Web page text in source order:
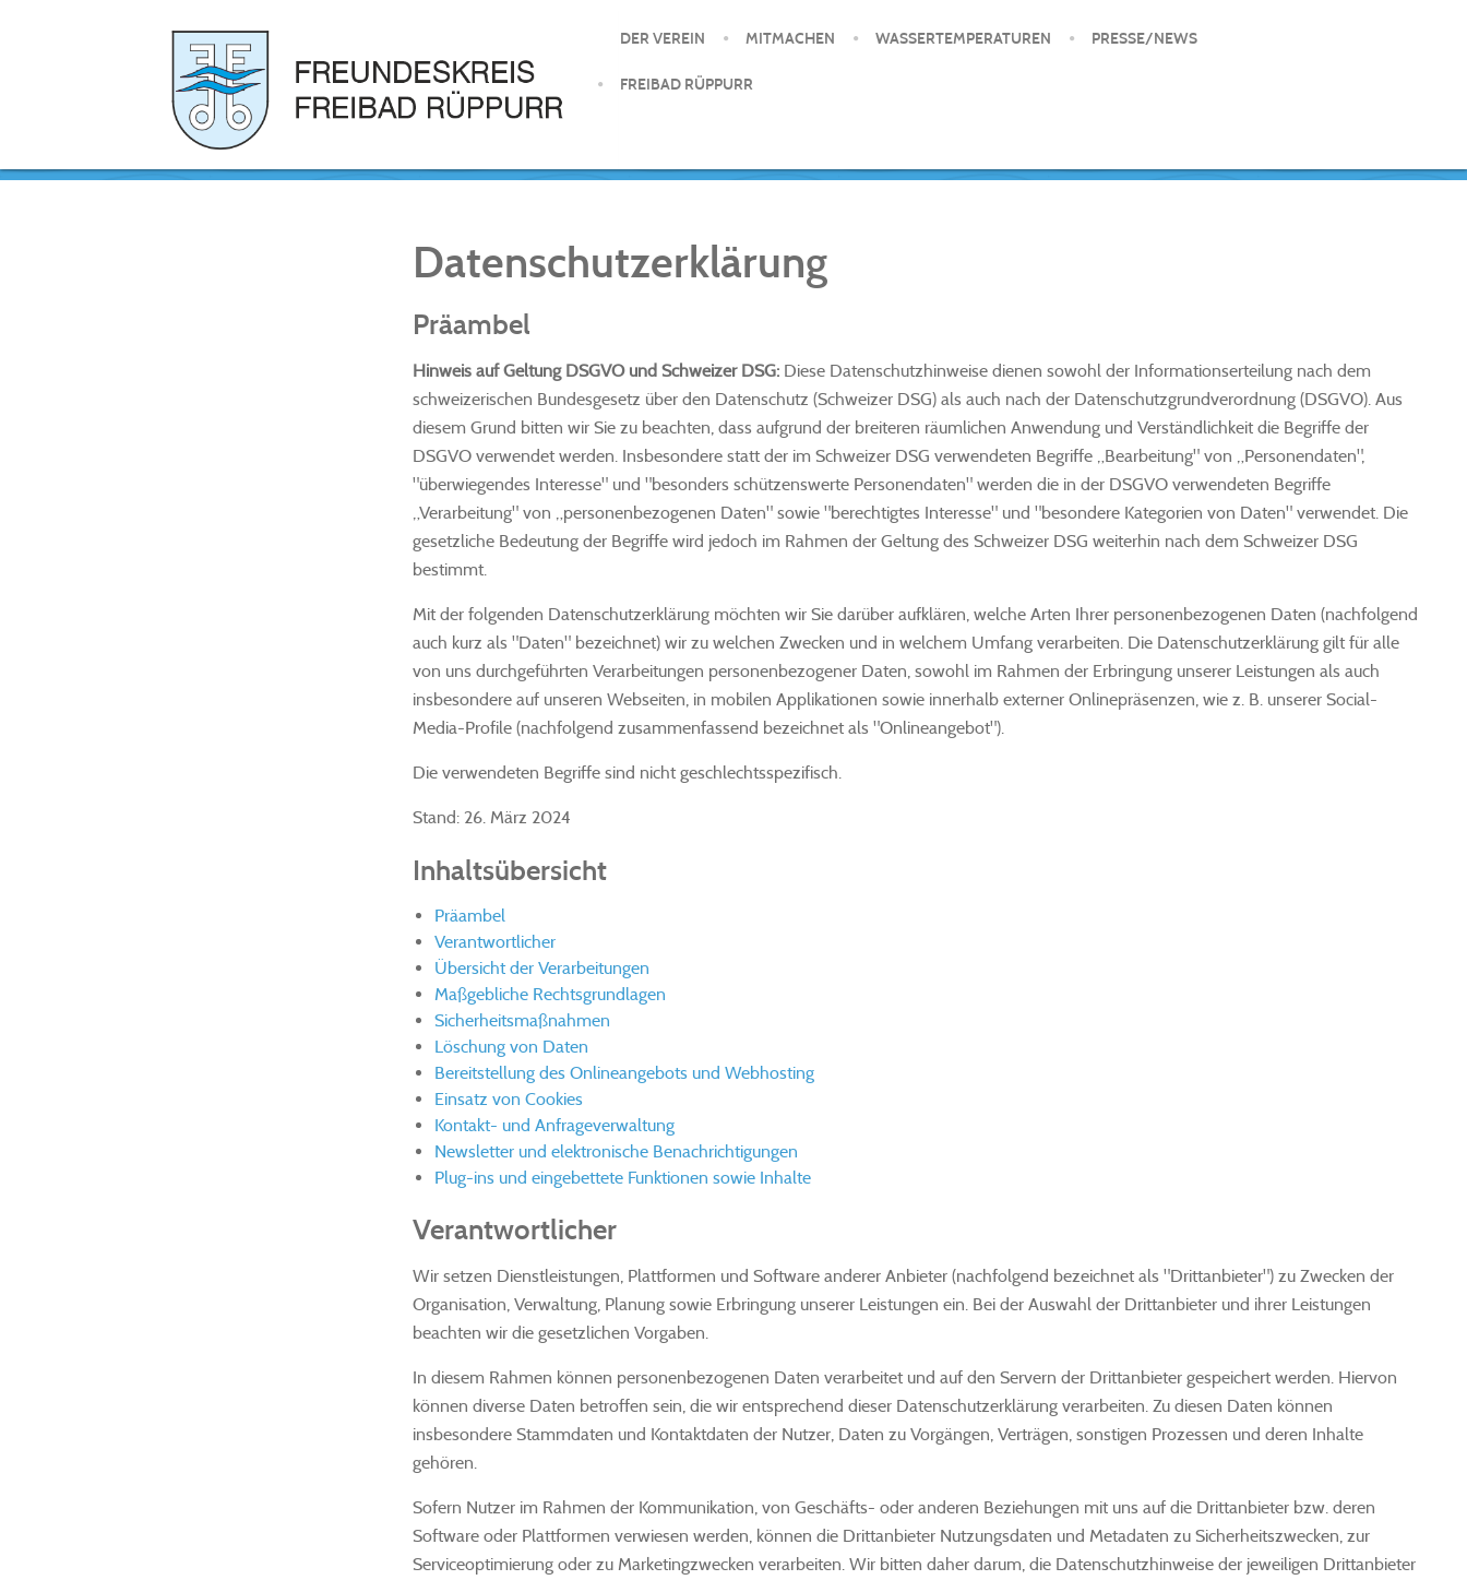
DER VEREIN MITMACHEN WASSERTEMPERATUREN PRESSE/NEWS
FREIBAD RÜPPURR
Datenschutzerklärung
Präambel
Hinweis auf Geltung DSGVO und Schweizer DSG: Diese Datenschutzhinweise dienen sowohl der Informationserteilung nach dem
schweizerischen Bundesgesetz über den Datenschutz (Schweizer DSG) als auch nach der Datenschutzgrundverordnung (DSGVO). Aus
diesem Grund bitten wir Sie zu beachten, dass aufgrund der breiteren räumlichen Anwendung und Verständlichkeit die Begriffe der
DSGVO verwendet werden. Insbesondere statt der im Schweizer DSG verwendeten Begriffe „Bearbeitung" von „Personendaten",
"überwiegendes Interesse" und "besonders schützenswerte Personendaten" werden die in der DSGVO verwendeten Begriffe
„Verarbeitung" von „personenbezogenen Daten" sowie "berechtigtes Interesse" und "besondere Kategorien von Daten" verwendet. Die
gesetzliche Bedeutung der Begriffe wird jedoch im Rahmen der Geltung des Schweizer DSG weiterhin nach dem Schweizer DSG
bestimmt.
Mit der folgenden Datenschutzerklärung möchten wir Sie darüber aufklären, welche Arten Ihrer personenbezogenen Daten (nachfolgend
auch kurz als "Daten" bezeichnet) wir zu welchen Zwecken und in welchem Umfang verarbeiten. Die Datenschutzerklärung gilt für alle
von uns durchgeführten Verarbeitungen personenbezogener Daten, sowohl im Rahmen der Erbringung unserer Leistungen als auch
insbesondere auf unseren Webseiten, in mobilen Applikationen sowie innerhalb externer Onlinepräsenzen, wie z. B. unserer Social-
Media-Profile (nachfolgend zusammenfassend bezeichnet als "Onlineangebot").
Die verwendeten Begriffe sind nicht geschlechtsspezifisch.
Stand: 26. März 2024
Inhaltsübersicht
Präambel
Verantwortlicher
Übersicht der Verarbeitungen
Maßgebliche Rechtsgrundlagen
Sicherheitsmaßnahmen
Löschung von Daten
Bereitstellung des Onlineangebots und Webhosting
Einsatz von Cookies
Kontakt- und Anfrageverwaltung
Newsletter und elektronische Benachrichtigungen
Plug-ins und eingebettete Funktionen sowie Inhalte
Verantwortlicher
Wir setzen Dienstleistungen, Plattformen und Software anderer Anbieter (nachfolgend bezeichnet als "Drittanbieter") zu Zwecken der
Organisation, Verwaltung, Planung sowie Erbringung unserer Leistungen ein. Bei der Auswahl der Drittanbieter und ihrer Leistungen
beachten wir die gesetzlichen Vorgaben.
In diesem Rahmen können personenbezogenen Daten verarbeitet und auf den Servern der Drittanbieter gespeichert werden. Hiervon
können diverse Daten betroffen sein, die wir entsprechend dieser Datenschutzerklärung verarbeiten. Zu diesen Daten können
insbesondere Stammdaten und Kontaktdaten der Nutzer, Daten zu Vorgängen, Verträgen, sonstigen Prozessen und deren Inhalte
gehören.
Sofern Nutzer im Rahmen der Kommunikation, von Geschäfts- oder anderen Beziehungen mit uns auf die Drittanbieter bzw. deren
Software oder Plattformen verwiesen werden, können die Drittanbieter Nutzungsdaten und Metadaten zu Sicherheitszwecken, zur
Serviceoptimierung oder zu Marketingzwecken verarbeiten. Wir bitten daher darum, die Datenschutzhinweise der jeweiligen Drittanbieter